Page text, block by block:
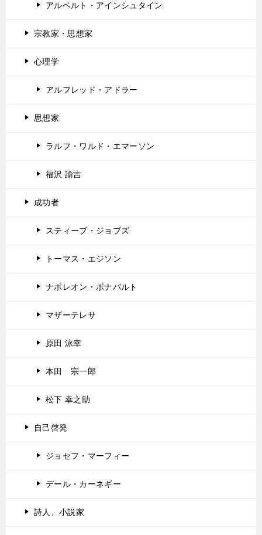
アルベルト・アインシュタイン
宗教家・思想家
心理学
アルフレッド・アドラー
思想家
ラルフ・ワルド・エマーソン
福沢 諭吉
成功者
スティーブ・ジョブズ
トーマス・エジソン
ナポレオン・ボナパルト
マザーテレサ
原田 泳幸
本田 宗一郎
松下 幸之助
自己啓発
ジョセフ・マーフィー
デール・カーネギー
詩人、小説家